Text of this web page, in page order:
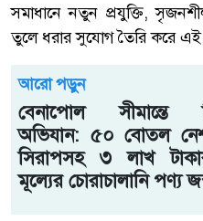
সমাধানে নতুন প্রযুক্তি,
তুলে ধরার সুযোগ তৈরি করে এই
আরো পড়ুন
বেনাপোল সীমান্তে
অভিযান: ৫০ বোতল
সিরাপসহ ৩ লাখ
মূল্যের চোরাচালানি পণ্য